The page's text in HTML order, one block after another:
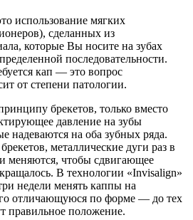
использование мягких
сделанных из
которые Вы носите на зубах
последовательности.
кап — это вопрос
от степени патологии.
брекетов, только вместо
давление на зубы
надеваются на оба зубных ряда.
металлические дуги раз в
меняются, чтобы сдвигающее
В технологии «Invisalign»
недели менять каппы на
отличающуюся по форме — до тех
правильное положение.